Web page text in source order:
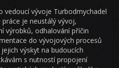
vedoucí vývoje Turbodmychadel
práce je neustálý vývoj,
výrobků, odhalování příčin
do vývojových procesů
výskyt na budoucích
s nutností propojení